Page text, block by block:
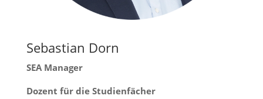
Sebastian Dorn
SEA Manager
Dozent für die Studienfächer